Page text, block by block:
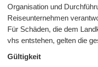
Organisation und
Reiseunternehmen
Für Schäden, die dem
vhs entstehen, gelten die
Gültigkeit